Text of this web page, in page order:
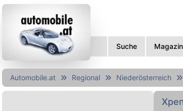
Suche Magazin
Automobile.at Regional Niederösterreich